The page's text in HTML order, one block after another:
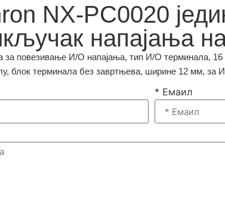
NX-PC0020
напајања
за повезивање И/О напајања, тип И/О терминала,
блок терминала без завртњева, ширине 12 мм, за
* Емаил